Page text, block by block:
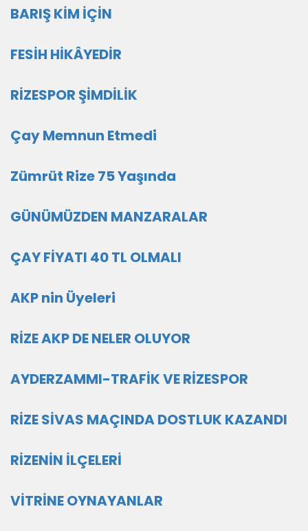
BARIŞ KİM İÇİN
FESİH HİKÂYEDİR
RİZESPOR ŞİMDİLİK
Çay Memnun Etmedi
Zümrüt Rize 75 Yaşında
GÜNÜMÜZDEN MANZARALAR
ÇAY FİYATI 40 TL OLMALI
AKP nin Üyeleri
RİZE AKP DE NELER OLUYOR
AYDERZAMMI-TRAFİK VE RİZESPOR
RİZE SİVAS MAÇINDA DOSTLUK KAZANDI
RİZENİN İLÇELERİ
VİTRİNE OYNAYANLAR